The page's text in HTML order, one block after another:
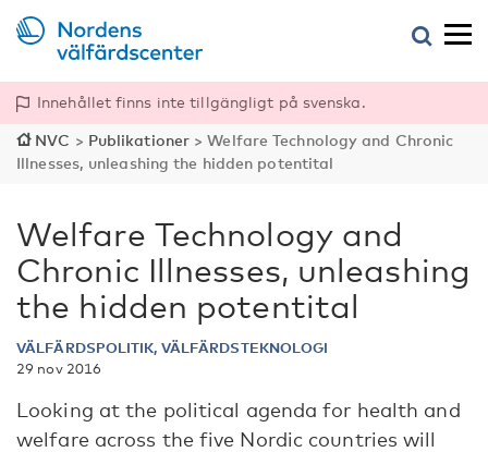
Innehållet finns inte tillgängligt på svenska.
NVC > Publikationer >Welfare Technology and Chronic
Illnesses, unleashing the hidden potentital
Welfare Technology and
Chronic Illnesses, unleashing
the hidden potentital
VÄLFÄRDSPOLITIK, VÄLFÄRDSTEKNOLOGI
29 nov 2016
Looking at the political agenda for health and
welfare across the five Nordic countries will